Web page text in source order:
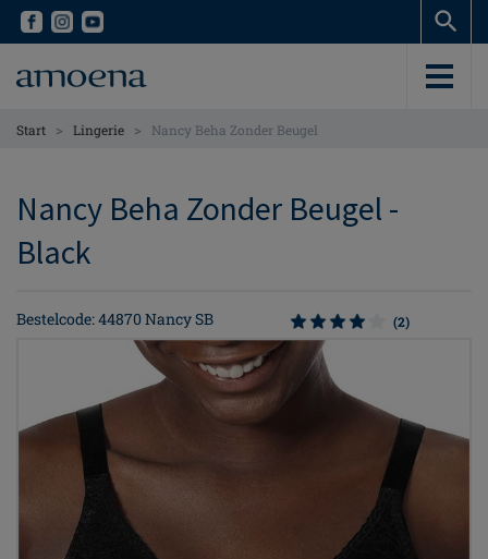
Skip
content
Skip
content
Start > Lingerie > Nancy Beha Zonder Beugel
Nancy Beha Zonder Beugel -
Black
Bestelcode: 44870 Nancy SB (2)